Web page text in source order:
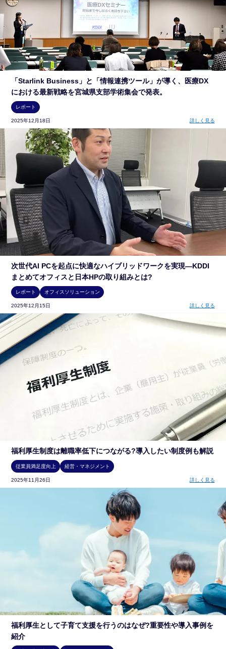
「Starlink Business」と「情報連携ツール」が導く、医療DX
における最新戦略を宮城県支部学術集会で発表。
レポート
2025年12月18日 詳しく見る
次世代AI PCを起点に快適なハイブリッドワークを実現―KDDI
まとめてオフィスと日本HPの取り組みとは?
レポート オフィスソリューション
2025年12月15日 詳しく見る
福利厚生制度は離職率低下につながる?導入したい制度例も解説
従業員満足度向上 経営・マネジメント
2025年11月26日 詳しく見る
福利厚生として子育て支援を行うのはなぜ?重要性や導入事例を
紹介